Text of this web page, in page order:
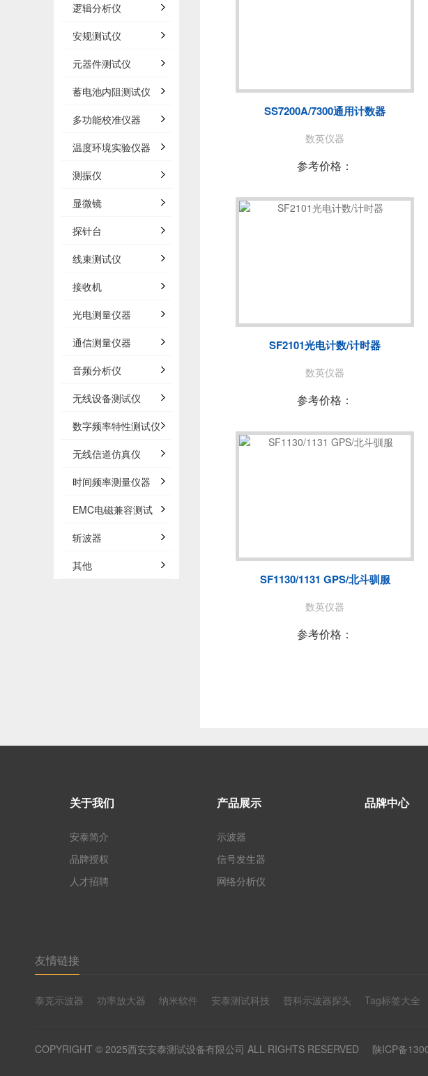
逻辑分析仪
安规测试仪
元器件测试仪
蓄电池内阻测试仪
多功能校准仪器
温度环境实验仪器
测振仪
显微镜
探针台
线束测试仪
接收机
光电测量仪器
通信测量仪器
音频分析仪
无线设备测试仪
数字频率特性测试仪
无线信道仿真仪
时间频率测量仪器
EMC电磁兼容测试
斩波器
其他
SS7200A/7300通用计数器
数英仪器
参考价格：
SF2101光电计数/计时器
数英仪器
参考价格：
SF1130/1131 GPS/北斗驯服
数英仪器
参考价格：
关于我们
安泰简介
品牌授权
人才招聘
产品展示
示波器
信号发生器
网络分析仪
品牌中心
友情链接
泰克示波器 功率放大器 纳米软件 安泰测试科技 普科示波器探头 Tag标签大全
COPYRIGHT © 2025西安安泰测试设备有限公司 ALL RIGHTS RESERVED 陕ICP备